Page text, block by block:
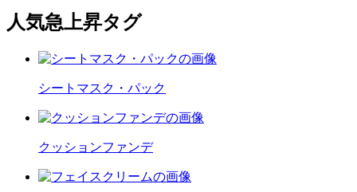
人気急上昇タグ
シートマスク・パック
クッションファンデ